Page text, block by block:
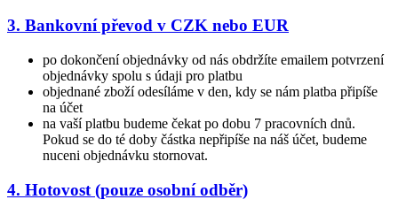
3. Bankovní převod v CZK nebo EUR
po dokončení objednávky od nás obdržíte emailem potvrzení
objednávky spolu s údaji pro platbu
objednané zboží odesíláme v den, kdy se nám platba připíše
na účet
na vaší platbu budeme čekat po dobu 7 pracovních dnů.
Pokud se do té doby částka nepřipíše na náš účet, budeme
nuceni objednávku stornovat.
4. Hotovost (pouze osobní odběr)